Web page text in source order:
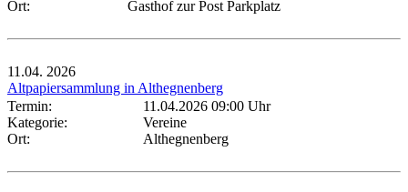
Ort:
Gasthof zur Post Parkplatz
11.04. 2026
Altpapiersammlung in Althegnenberg
Termin:
11.04.2026 09:00 Uhr
Kategorie:
Vereine
Ort:
Althegnenberg